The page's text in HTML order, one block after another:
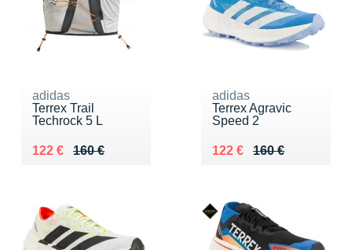
adidas
Terrex Trail
Techrock 5 L
160 €
Au lieu de 160 €
122 €
Vendu 122 €
adidas
Terrex Agravic
Speed 2
160 €
Au lieu de 160 €
122 €
Vendu 122 €